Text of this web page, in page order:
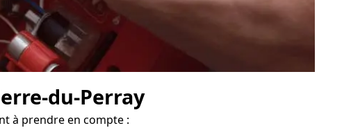
du-Perray
à prendre en compte :